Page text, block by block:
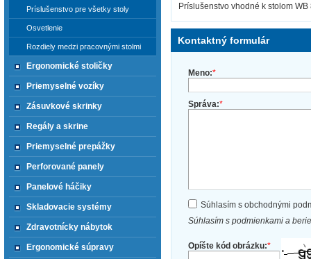
Príslušenstvo vhodné k stolom WB
Kontaktný formulár
Meno:*
Správa:*
Súhlasím s obchodnými
Súhlasím s podmienkami a
Opíšte kód obrázku:*
Príslušenstvo pre všetky stoly
Osvetlenie
Rozdiely medzi pracovnými stolmi
Ergonomické stoličky
Priemyselné vozíky
Zásuvkové skrinky
Regály a skrine
Priemyselné prepážky
Perforované panely
Panelové háčiky
Skladovacie systémy
Zdravotnícky nábytok
Ergonomické súpravy